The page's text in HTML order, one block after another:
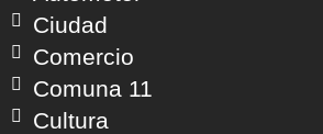
Ciudad
Comercio
Comuna 11
Cultura